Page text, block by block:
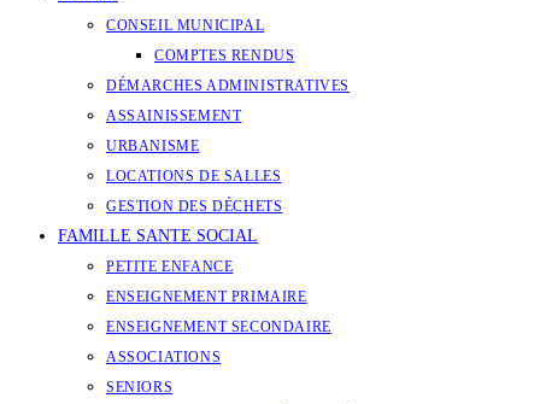
CONSEIL MUNICIPAL
COMPTES RENDUS
DÉMARCHES ADMINISTRATIVES
ASSAINISSEMENT
URBANISME
LOCATIONS DE SALLES
GESTION DES DÉCHETS
FAMILLE SANTE SOCIAL
PETITE ENFANCE
ENSEIGNEMENT PRIMAIRE
ENSEIGNEMENT SECONDAIRE
ASSOCIATIONS
SENIORS